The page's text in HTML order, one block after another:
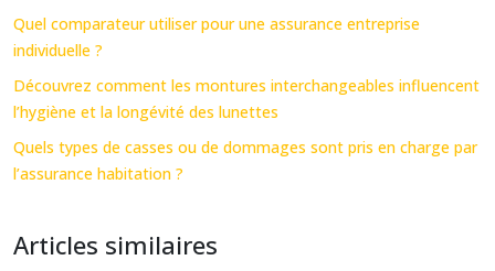
Quel comparateur utiliser pour une assurance entreprise
individuelle ?
Découvrez comment les montures interchangeables influencent
l’hygiène et la longévité des lunettes
Quels types de casses ou de dommages sont pris en charge par
l’assurance habitation ?
Articles similaires